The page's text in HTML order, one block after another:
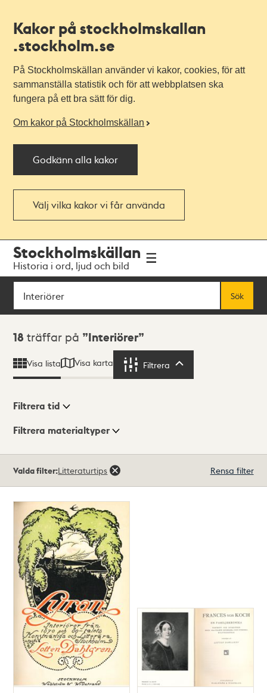
Kakor på stockholmskallan
.stockholm.se
På Stockholmskällan använder vi kakor, cookies, för att
sammanställa statistik och för att webbplatsen ska
fungera på ett bra sätt för dig.
Om kakor på Stockholmskällan
Godkänn alla kakor
Välj vilka kakor vi får använda
navigationen
huvudinnehållet
Stockholmskällan
Historia i ord, ljud och bild
Sök
Sök
Sökresultat
18 träffar på Interiörer
Visa lista Visa karta Filtrera
Visningsläge
Filtrera tid
Filtrera materialtyper
träffar
Valda filter:Litteraturtips Rensa filter